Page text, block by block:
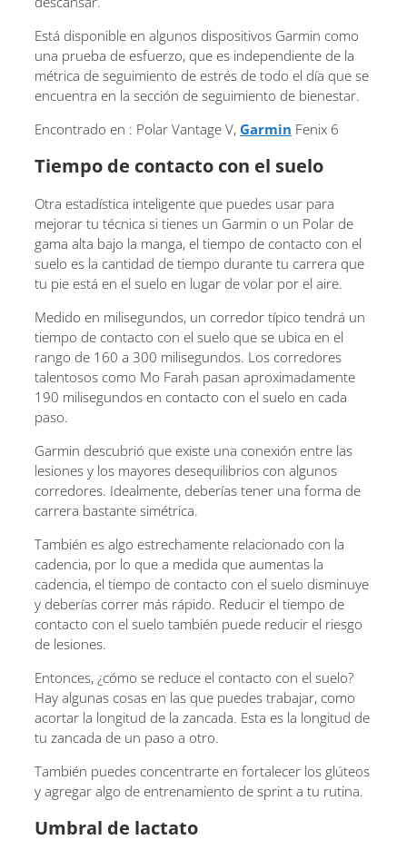
Está disponible en algunos dispositivos Garmin como
una prueba de esfuerzo, que es independiente de la
métrica de seguimiento de estrés de todo el día que se
encuentra en la sección de seguimiento de bienestar.
Encontrado en : Polar Vantage V, Garmin Fenix ​​6
Tiempo de contacto con el suelo
Otra estadística inteligente que puedes usar para
mejorar tu técnica si tienes un Garmin o un Polar de
gama alta bajo la manga, el tiempo de contacto con el
suelo es la cantidad de tiempo durante tu carrera que
tu pie está en el suelo en lugar de volar por el aire.
Medido en milisegundos, un corredor típico tendrá un
tiempo de contacto con el suelo que se ubica en el
rango de 160 a 300 milisegundos. Los corredores
talentosos como Mo Farah pasan aproximadamente
190 milisegundos en contacto con el suelo en cada
paso.
Garmin descubrió que existe una conexión entre las
lesiones y los mayores desequilibrios con algunos
corredores. Idealmente, deberías tener una forma de
carrera bastante simétrica.
También es algo estrechamente relacionado con la
cadencia, por lo que a medida que aumentas la
cadencia, el tiempo de contacto con el suelo disminuye
y deberías correr más rápido. Reducir el tiempo de
contacto con el suelo también puede reducir el riesgo
de lesiones.
Entonces, ¿cómo se reduce el contacto con el suelo?
Hay algunas cosas en las que puedes trabajar, como
acortar la longitud de la zancada. Esta es la longitud de
tu zancada de un paso a otro.
También puedes concentrarte en fortalecer los glúteos
y agregar algo de entrenamiento de sprint a tu rutina.
Umbral de lactato